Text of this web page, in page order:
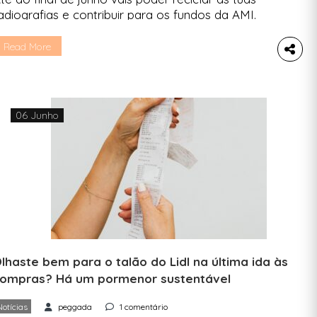
e contribuir para os fundos da AMI.
se tens radiografias de que não precisas ou
Read More
06 Junho
bem para o talão do Lidl na última ida às
Há um pormenor sustentável
peggada 1 comentário